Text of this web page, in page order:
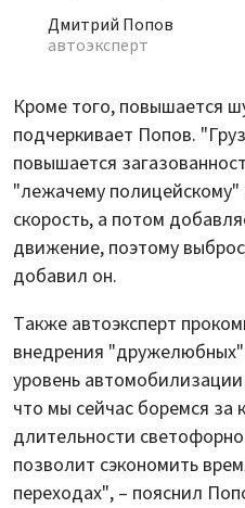
Дмитрий Попов
автоэксперт
Кроме того, повышается
подчеркивает Попов.
повышается
"лежачему
скорость, а потом
движение, поэтому
добавил он.
Также автоэксперт
внедрения
уровень
что мы сейчас боремся за
длительности
позволит сэкономить
переходах", – пояснил